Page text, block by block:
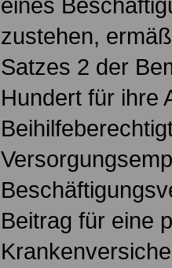
eines
zustehen,
Satzes 2 der
Hundert für ihre
Beitrag für eine